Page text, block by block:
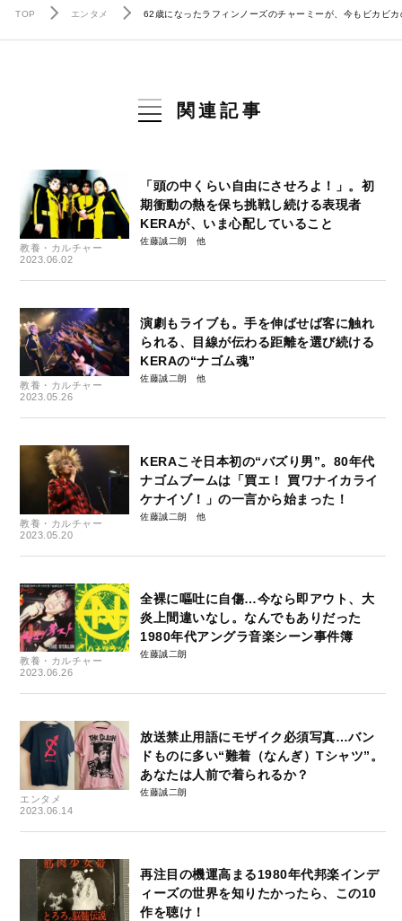
TOP エンタメ 62歳になったラフィンノーズのチャーミーが、今もビカビ
関連記事
教養・カルチャー
2023.06.02
「頭の中くらい自由にさせろよ！」。初
期衝動の熱を保ち挑戦し続ける表現者
KERAが、いま心配していること
佐藤誠二朗
教養・カルチャー
2023.05.26
演劇もライブも。手を伸ばせば客に触れ
られる、目線が伝わる距離を選び続ける
KERAの“ナゴム魂”
佐藤誠二朗
教養・カルチャー
2023.05.20
KERAこそ日本初の“バズり男”。80年代
ナゴムブームは「買エ！ 買ワナイカライ
ケナイゾ！」の一言から始まった！
佐藤誠二朗
教養・カルチャー
2023.06.26
全裸に嘔吐に自傷…今なら即アウト、大
炎上間違いなし。なんでもありだった
1980年代アングラ音楽シーン事件簿
佐藤誠二朗
エンタメ
2023.06.14
放送禁止用語にモザイク必須写真…バン
ドものに多い“難着（なんぎ）Tシャツ”。
あなたは人前で着られるか？
佐藤誠二朗
再注目の機運高まる1980年代邦楽インデ
ィーズの世界を知りたかったら、この10
作を聴け！